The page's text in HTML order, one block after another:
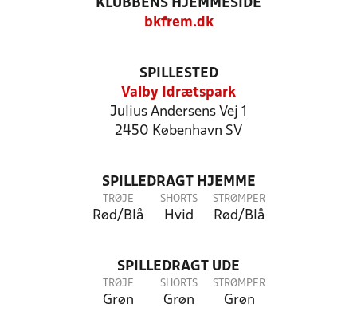
KLUBBENS HJEMMESIDE
bkfrem.dk
SPILLESTED
Valby Idrætspark
Julius Andersens Vej 1
2450 København SV
SPILLEDRAGT HJEMME
TRØJE
Rød/Blå
SHORTS
Hvid
STRØMPER
Rød/Blå
SPILLEDRAGT UDE
TRØJE
Grøn
SHORTS
Grøn
STRØMPER
Grøn